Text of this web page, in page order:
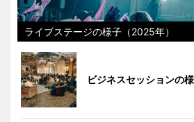
ライブステージの様子（2025年）
ビジネスセッションの